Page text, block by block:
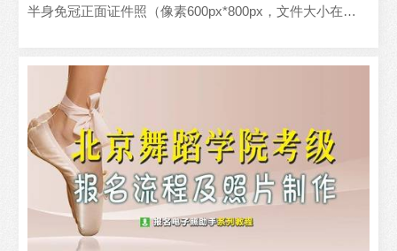
半身免冠正面证件照（像素600px*800px，文件大小在